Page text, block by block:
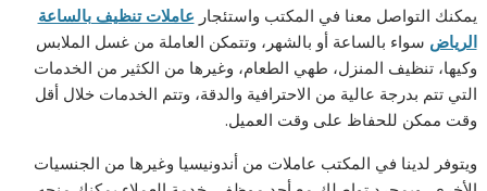
يمكنك التواصل معنا في المكتب واستئجار عاملات تنظيف بالساعة
الرياض سواء بالساعة أو بالشهر، وتتمكن العاملة من غسل الملابس
وكيها، تنظيف المنزل، طهي الطعام، وغيرها من الكثير من الخدمات
التي تتم بدرجة عالية من الاحترافية والدقة، وتتم الخدمات خلال أقل
وقت ممكن للحفاظ على وقت العميل.
ويتوفر لدينا في المكتب عاملات من أندونيسيا وغيرها من الجنسيات